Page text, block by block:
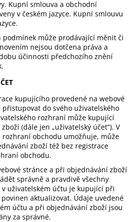
Kupní smlouva a obchodní
v českém jazyce. Kupní smlouvu
podmínek může prodávající měnit či
nejsou dotčena práva a
účinnosti předchozího znění
kupujícího provedené na webové
do svého uživatelského
rozhraní může kupující
(dále jen „uživatelský účet“). V
rozhraní obchodu umožňuje, může
zboží též bez registrace
obchodu.
stránce a při objednávání zboží
správně a pravdivě všechny
uživatelském účtu je kupující při
aktualizovat. Údaje uvedené
účtu a při objednávání zboží jsou
za správné.